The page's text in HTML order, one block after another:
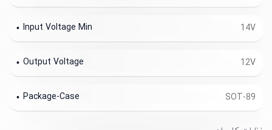
14V
Input Voltage Min
12V
Output Voltage
SOT-89
Package-Case